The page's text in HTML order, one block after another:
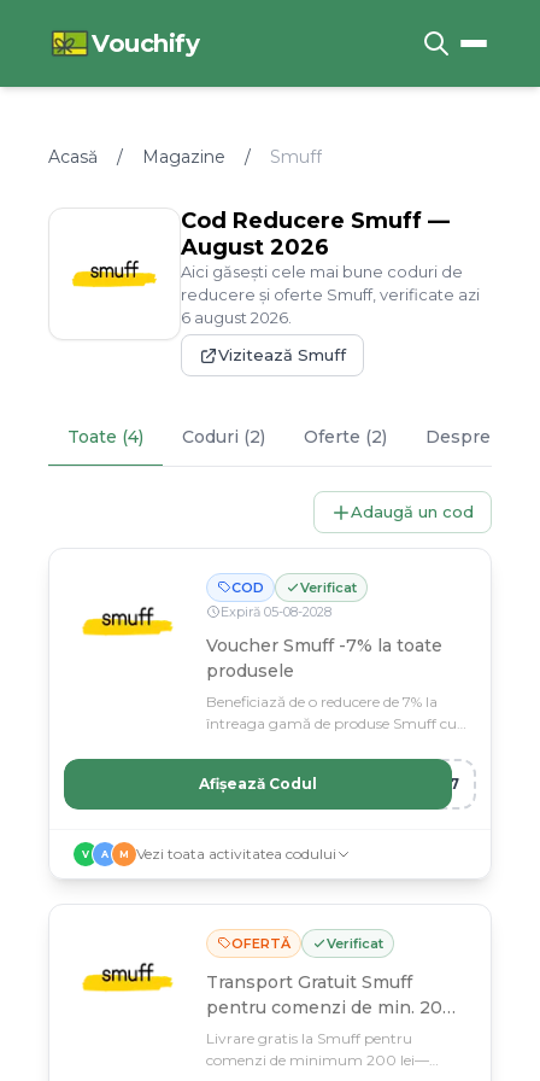
Vouchify
Acasă / Magazine / Smuff
Cod Reducere Smuff —
August 2026
Aici găsești cele mai bune coduri de
reducere și oferte Smuff, verificate azi
6 august 2026
Vizitează Smuff
Toate (4) Coduri (2) Oferte (2) Despre
Adaugă un cod
COD
Verificat
Expiră 05-08-2028
Voucher Smuff -7% la toate
produsele
Beneficiază de o reducere de 7% la
întreaga gamă de produse Smuff cu
RO7
Afișează Codul
V A M Vezi toata activitatea codului
OFERTĂ Verificat
Transport Gratuit Smuff
pentru comenzi de min. 200
lei
Livrare gratis la Smuff pentru
comenzi de minimum 200 lei—